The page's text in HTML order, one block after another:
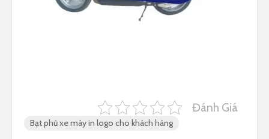
Đánh Giá
Bạt phủ xe máy in logo cho khách hàng